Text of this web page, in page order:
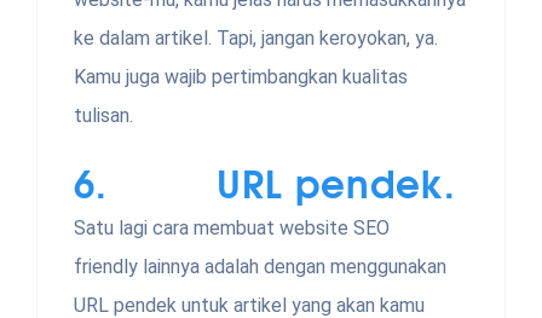
ke dalam artikel. Tapi, jangan keroyokan, ya.
Kamu juga wajib pertimbangkan kualitas
tulisan.
6. URL pendek.
Satu lagi cara membuat website SEO
friendly lainnya adalah dengan menggunakan
URL pendek untuk artikel yang akan kamu